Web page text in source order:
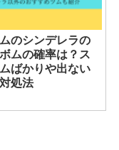
のシンデレラの
ムの確率は？ス
ばかりや出ない
処法